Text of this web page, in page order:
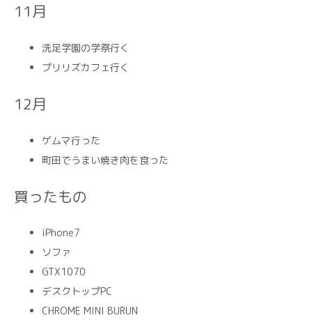
11月
洗足学園の学祭行く
プリリズカフェ行く
12月
ゲムマ行った
町田でうまい焼き肉を食った
買ったもの
iPhone7
ソファ
GTX1070
デスクトップPC
CHROME MINI BURUN